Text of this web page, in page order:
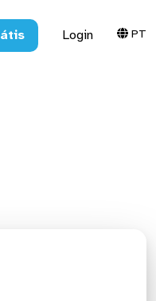
Login PT